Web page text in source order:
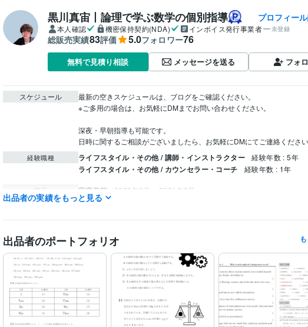
黒川真宙丨論理で学ぶ数学の個別指導 プロフィー
本人確認 機密保持契約(NDA) インボイス発行事業者 未登録
総販売実績83評価 5.0フォロワー76
無料で見積り相談 メッセージを送る フォ
スケジュール
最新の空きスケジュールは、ブログをご確認ください。
※ご多用の場合は、お気軽にDMまでお問い合わせください。
深夜・早朝指導も可能です。
日時に関するご相談がございましたら、お気軽にDMにてご連絡ください
経験職種 ライフスタイル・その他 / 講師・インストラクター 経験年数 : 5年
ライフスタイル・その他 / カウンセラー・コーチ 経験年数 : 1年
職歴 家庭教師 2020年3月 ~ 2021年2月
個別指導塾
オンライン個別指導 運営
その他ツール
canvaを使用したスライド資料作成:3年
Googleドキュメントを使用した学習プリント作成:1年
Googleスプレッドシートを使用したデータ管理:3年
latexを使用した数学/物理の教材作成:1年
得意分野 オンラインレッスン・習い事 算数・数学のオンライン個別指導
出品者の実績をもっと見る
出品者のポートフォリオ